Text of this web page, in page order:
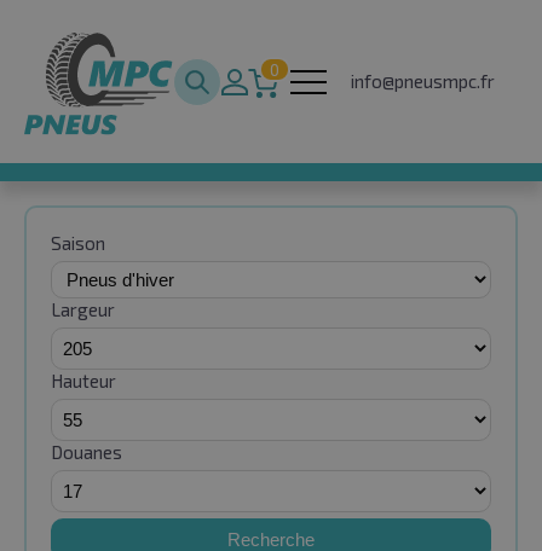
0
info@pneusmpc.fr
Saison
Largeur
Hauteur
Douanes
Recherche